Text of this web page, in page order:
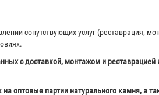
сопутствующих услуг (реставрация,
с доставкой, монтажом и реставрацией
оптовые партии натурального камня, а